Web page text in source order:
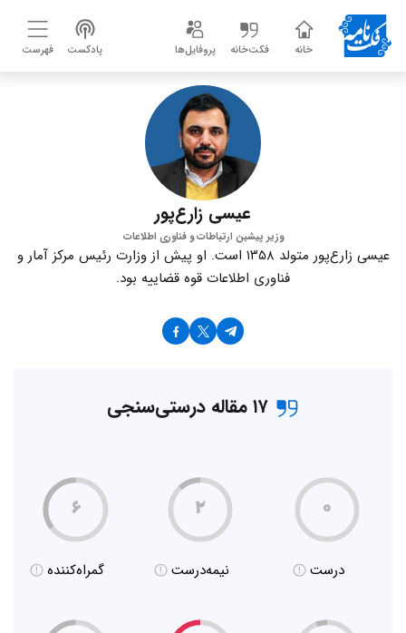
خانه فکت‌خانه پروفایل‌ها پادکست فهرست
عیسی زارع‌پور
وزیر پیشین ارتباطات و فناوری اطلاعات
عیسی زارع‌پور متولد ۱۳۵۸ است. او پیش از وزارت رئیس مرکز آمار و
فناوری اطلاعات قوه قضاییه بود.
۱۷ مقاله درستی‌سنجی
۰
درست
۲
نیمه‌درست
۶
گمراه‌کننده